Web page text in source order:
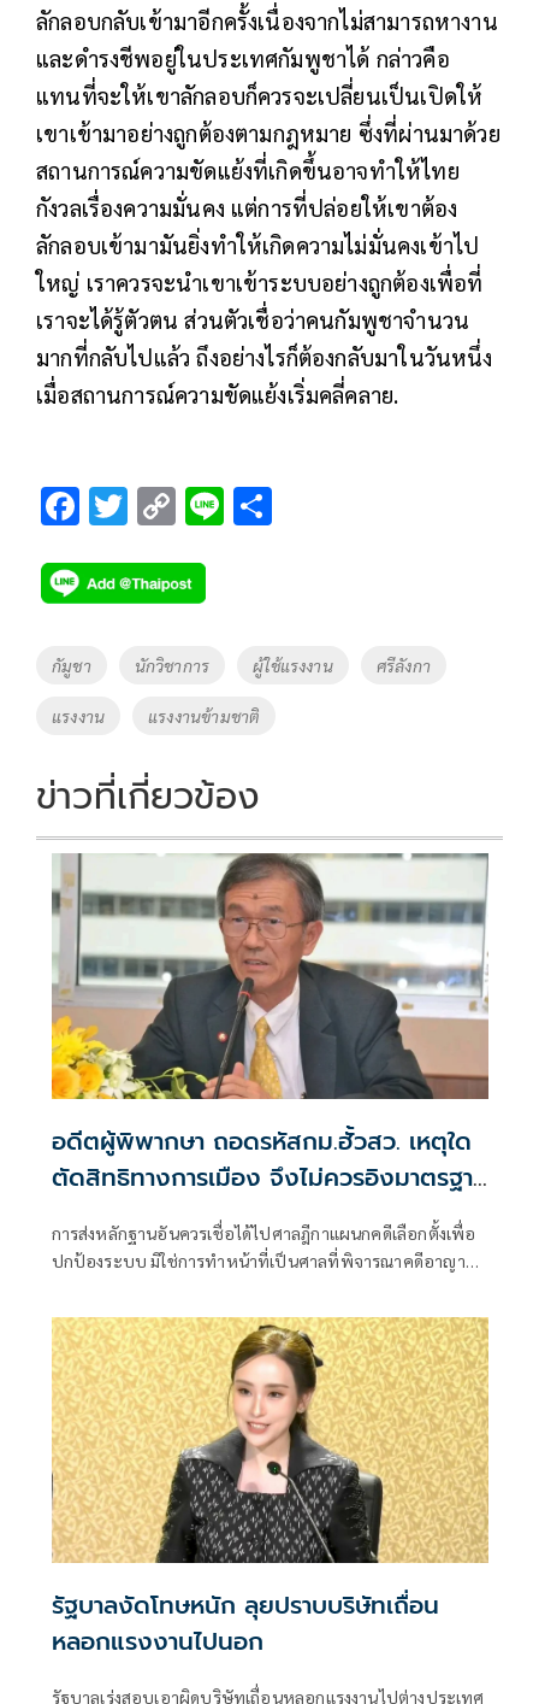
ลักลอบกลับเข้ามาอีกครั้งเนื่องจากไม่สามารถหางาน
และดำรงชีพอยู่ในประเทศกัมพูชาได้ กล่าวคือ
แทนที่จะให้เขาลักลอบก็ควรจะเปลี่ยนเป็นเปิดให้
เขาเข้ามาอย่างถูกต้องตามกฎหมาย ซึ่งที่ผ่านมาด้วย
สถานการณ์ความขัดแย้งที่เกิดขึ้นอาจทำให้ไทย
กังวลเรื่องความมั่นคง แต่การที่ปล่อยให้เขาต้อง
ลักลอบเข้ามามันยิ่งทำให้เกิดความไม่มั่นคงเข้าไป
ใหญ่ เราควรจะนำเขาเข้าระบบอย่างถูกต้องเพื่อที่
เราจะได้รู้ตัวตน ส่วนตัวเชื่อว่าคนกัมพูชาจำนวน
มากที่กลับไปแล้ว ถึงอย่างไรก็ต้องกลับมาในวันหนึ่ง
เมื่อสถานการณ์ความขัดแย้งเริ่มคลี่คลาย.
F
e
b
o
k
T
tt
er
C
p
y
Li
k
Li
Tags
กัมูชา นักวิชาการ ผู้ใช้แรงงาน ศรีลังกา
แรงงาน แรงงานข้ามชาติ
ข่าวที่เกี่ยวข้อง
อดีตผู้พิพากษา ถอดรหัสกม.ฮั้วสว. เหตุใด
ตัดสิทธิทางการเมือง จึงไม่ควรอิงมาตรฐาน
เดียวกับคดีอาญา
การส่งหลักฐานอันควรเชื่อได้ไปศาลฎีกาแผนกคดีเลือกตั้งเพื่อ
ปกป้องระบบ มิใช่การทำหน้าที่เป็นศาลที่พิจารณาคดีอาญา
รัฐบาลงัดโทษหนัก ลุยปราบบริษัทเถื่อน
หลอกแรงงานไปนอก
รัฐบาลเร่งสอบเอาผิดบริษัทเถื่อนหลอกแรงงานไปต่างประเทศ